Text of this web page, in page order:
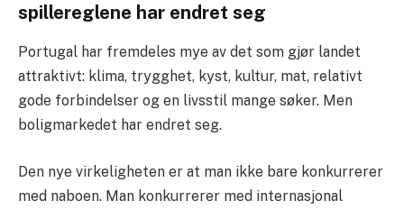
spillereglene har endret seg
Portugal har fremdeles mye av det som gjør landet
attraktivt: klima, trygghet, kyst, kultur, mat, relativt
gode forbindelser og en livsstil mange søker. Men
boligmarkedet har endret seg.
Den nye virkeligheten er at man ikke bare konkurrerer
med naboen. Man konkurrerer med internasjonal